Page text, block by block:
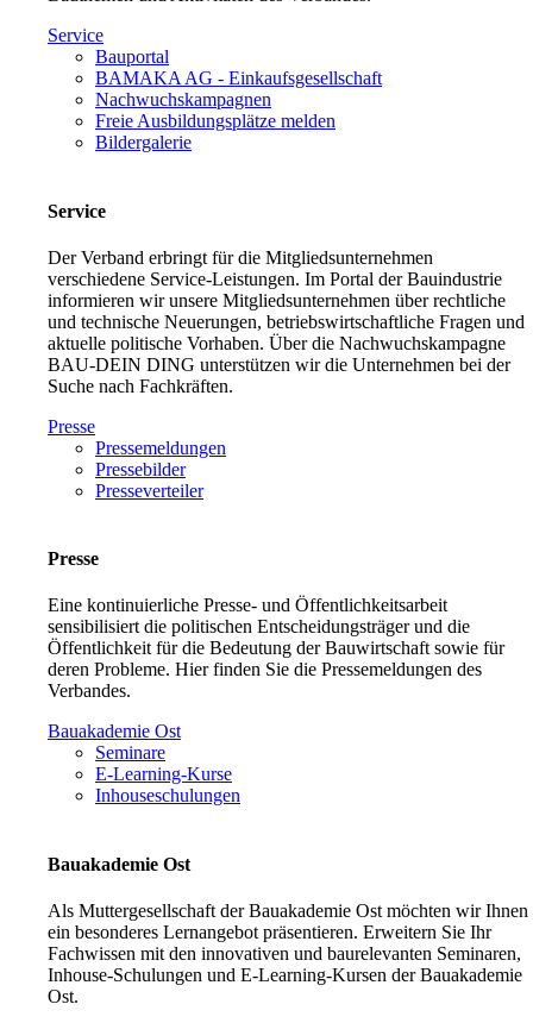
Service
Bauportal
BAMAKA AG - Einkaufsgesellschaft
Nachwuchskampagnen
Freie Ausbildungsplätze melden
Bildergalerie
Service
Der Verband erbringt für die Mitgliedsunternehmen
verschiedene Service-Leistungen. Im Portal der Bauindustrie
informieren wir unsere Mitgliedsunternehmen über rechtliche
und technische Neuerungen, betriebswirtschaftliche Fragen und
aktuelle politische Vorhaben. Über die Nachwuchskampagne
BAU-DEIN DING unterstützen wir die Unternehmen bei der
Suche nach Fachkräften.
Presse
Pressemeldungen
Pressebilder
Presseverteiler
Presse
Eine kontinuierliche Presse- und Öffentlichkeitsarbeit
sensibilisiert die politischen Entscheidungsträger und die
Öffentlichkeit für die Bedeutung der Bauwirtschaft sowie für
deren Probleme. Hier finden Sie die Pressemeldungen des
Verbandes.
Bauakademie Ost
Seminare
E-Learning-Kurse
Inhouseschulungen
Bauakademie Ost
Als Muttergesellschaft der Bauakademie Ost möchten wir Ihnen
ein besonderes Lernangebot präsentieren. Erweitern Sie Ihr
Fachwissen mit den innovativen und baurelevanten Seminaren,
Inhouse-Schulungen und E-Learning-Kursen der Bauakademie
Ost.